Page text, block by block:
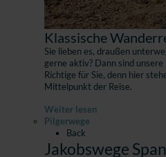
Klassische
Sie lieben es, draußen
gerne aktiv? Dann sind unsere
Richtige für Sie, denn hier
Mittelpunkt der Reise.
Weiter lesen
Pilgerwege
Back
Jakobswege